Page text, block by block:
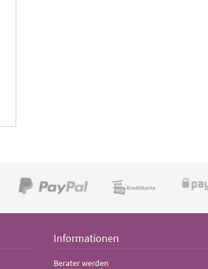
Informationen
Berater werden